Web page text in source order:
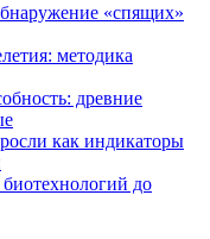
«спящих»
методика
древние
как индикаторы
до